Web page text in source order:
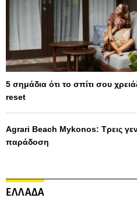
5 σημάδια ότι το σπίτι σου
reset
Agrari Beach Mykonos: Τρεις
παράδοση
ΕΛΛΑΔΑ